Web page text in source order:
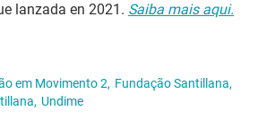
lanzada en 2021. Saiba mais aqui.
em Movimento 2, Fundação Santillana,
Undime